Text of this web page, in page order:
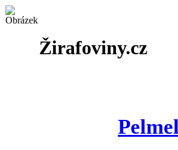
Žirafoviny.cz